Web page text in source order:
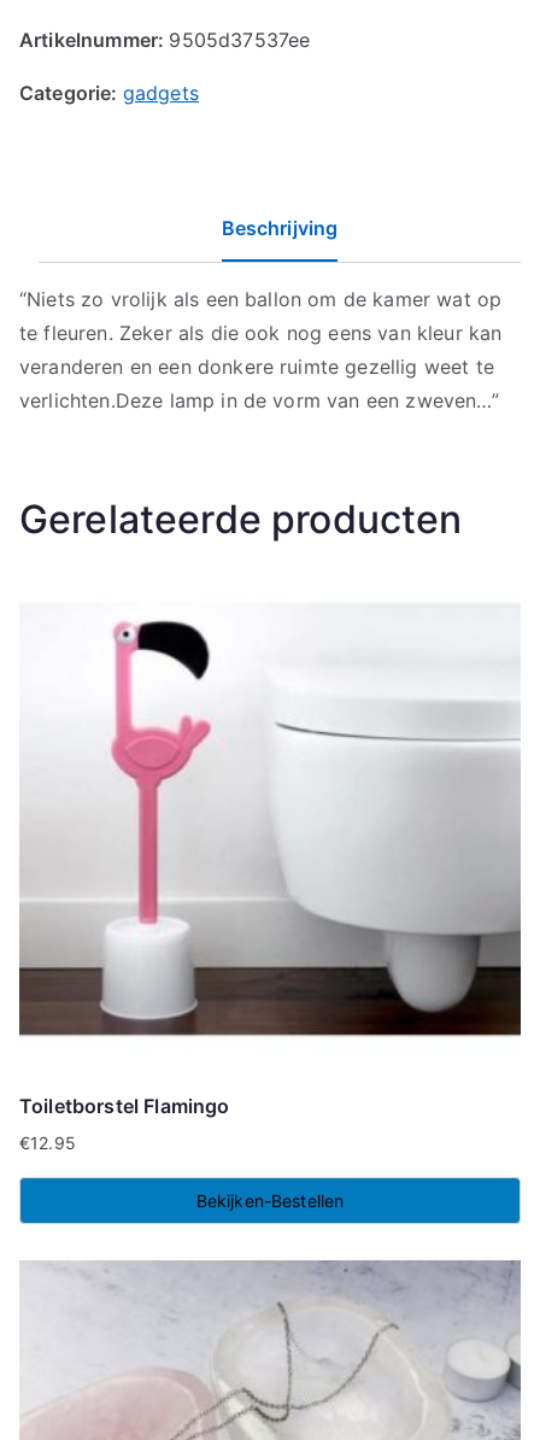
Artikelnummer: 9505d37537ee
Categorie: gadgets
Beschrijving
“Niets zo vrolijk als een ballon om de kamer wat op
te fleuren. Zeker als die ook nog eens van kleur kan
veranderen en een donkere ruimte gezellig weet te
verlichten.Deze lamp in de vorm van een zweven…”
Gerelateerde producten
Toiletborstel Flamingo
€12.95
Bekijken-Bestellen